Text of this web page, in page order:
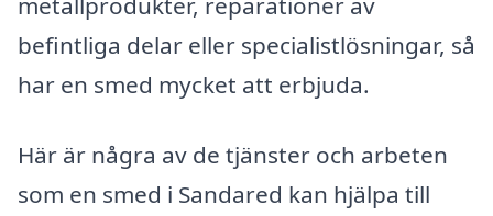
befintliga delar eller specialistlösningar, så
har en smed mycket att erbjuda.
Här är några av de tjänster och arbeten
som en smed i Sandared kan hjälpa till